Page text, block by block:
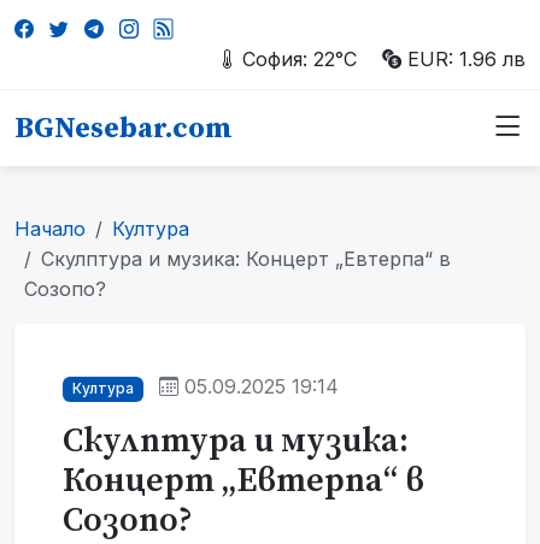
София: 22°C EUR: 1.96 лв
BGNesebar.com
Начало
Култура
Скулптура и музика: Концерт „Евтерпа“ в
Созопо?
Култура 05.09.2025 19:14
Скулптура и музика:
Концерт „Евтерпа“ в
Созопо?